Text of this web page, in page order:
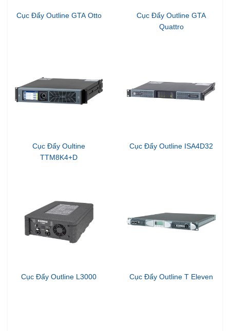
Cục Đẩy Outline GTA Otto
Cục Đẩy Outline GTA
Quattro
Cục Đẩy Oultine
TTM8K4+D
Cục Đẩy Outline ISA4D32
Cục Đẩy Outline L3000 Cục Đẩy Outline T Eleven